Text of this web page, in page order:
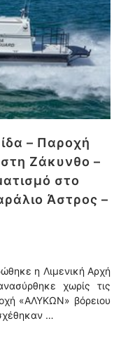
– Παροχή
Ζάκυνθο –
στο
Άστρος –
η Λιμενική Αρχή
χωρίς τις
«ΑΛΥΚΩΝ» βόρειου
…